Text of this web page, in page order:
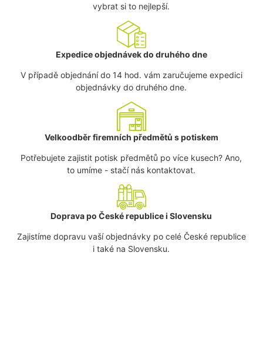
vybrat si to nejlepší.
Expedice objednávek do druhého dne
V případě objednání do 14 hod. vám zaručujeme expedici
objednávky do druhého dne.
Velkoodběr firemních předmětů s potiskem
Potřebujete zajistit potisk předmětů po více kusech? Ano,
to umíme - stačí nás kontaktovat.
Doprava po České republice i Slovensku
Zajistíme dopravu vaší objednávky po celé České republice
i také na Slovensku.